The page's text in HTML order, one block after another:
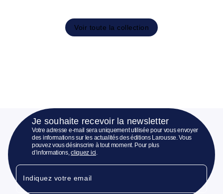
Voir toute la collection
Je souhaite recevoir la newsletter
Votre adresse e-mail sera uniquement utilisée pour vous envoyer
des informations sur les actualités des éditions Larousse. Vous
pouvez vous désinscrire à tout moment. Pour plus
d’informations,cliquez ici
Indiquez votre email